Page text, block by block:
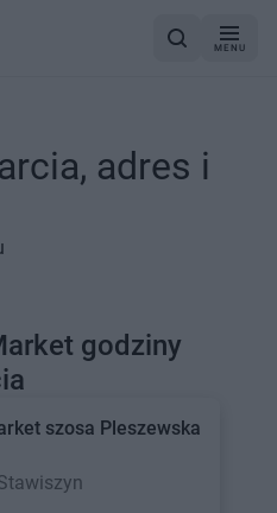
MENU
adres i
godziny
szosa Pleszewska